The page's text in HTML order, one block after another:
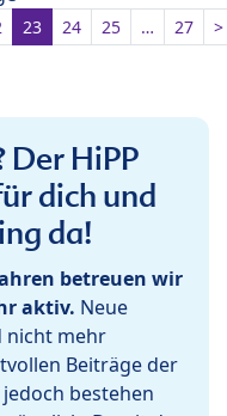
23 24 25 … 27 >
Der HiPP
dich und
da!
betreuen wir
aktiv. Neue
nicht mehr
Beiträge der
bestehen